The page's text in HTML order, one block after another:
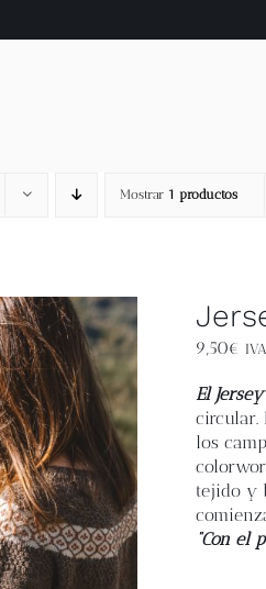
Mostrar 1 productos
9,50€
El
circular.
los
tejido y
“Con el